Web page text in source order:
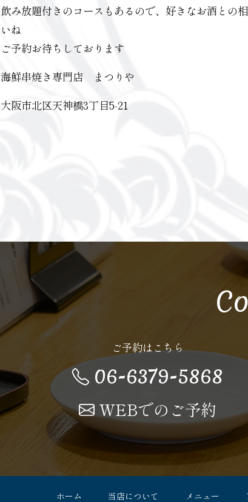
飲み放題付きのコースもあるので、好きなお酒との
いね
ご予約お待ちしております
海鮮串焼き専門店 まつりや
大阪市北区天神橋3丁目5-21
ご予約はこちら
06-6379-5868
WEBでのご予約
ホーム 当店について メニュー